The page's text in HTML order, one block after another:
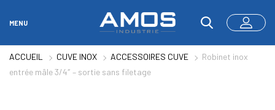
MENU
ACCUEIL CUVE INOX ACCESSOIRES CUVE
Robinet inox
entrée mâle 3/4″ – sortie sans filetage